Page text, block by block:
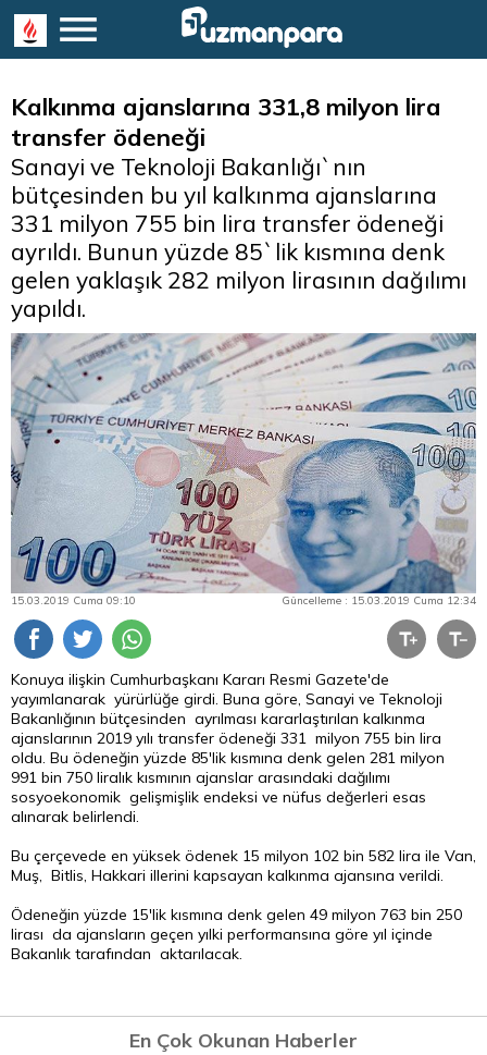
Kalkınma ajanslarına 331,8 milyon lira
transfer ödeneği
Sanayi ve Teknoloji Bakanlığı`nın
bütçesinden bu yıl kalkınma ajanslarına
331 milyon 755 bin lira transfer ödeneği
ayrıldı. Bunun yüzde 85`lik kısmına denk
gelen yaklaşık 282 milyon lirasının dağılımı
yapıldı.
15.03.2019 Cuma 09:10 Güncelleme : 15.03.2019 Cuma 12:34
Konuya ilişkin Cumhurbaşkanı Kararı Resmi Gazete'de
yayımlanarak yürürlüğe girdi. Buna göre, Sanayi ve Teknoloji
Bakanlığının bütçesinden ayrılması kararlaştırılan kalkınma
ajanslarının 2019 yılı transfer ödeneği 331 milyon 755 bin lira
oldu. Bu ödeneğin yüzde 85'lik kısmına denk gelen 281 milyon
991 bin 750 liralık kısmının ajanslar arasındaki dağılımı
sosyoekonomik gelişmişlik endeksi ve nüfus değerleri esas
alınarak belirlendi.
Bu çerçevede en yüksek ödenek 15 milyon 102 bin 582 lira ile Van,
Muş, Bitlis, Hakkari illerini kapsayan kalkınma ajansına verildi.
Ödeneğin yüzde 15'lik kısmına denk gelen 49 milyon 763 bin 250
lirası da ajansların geçen yılki performansına göre yıl içinde
Bakanlık tarafından aktarılacak.
En Çok Okunan Haberler